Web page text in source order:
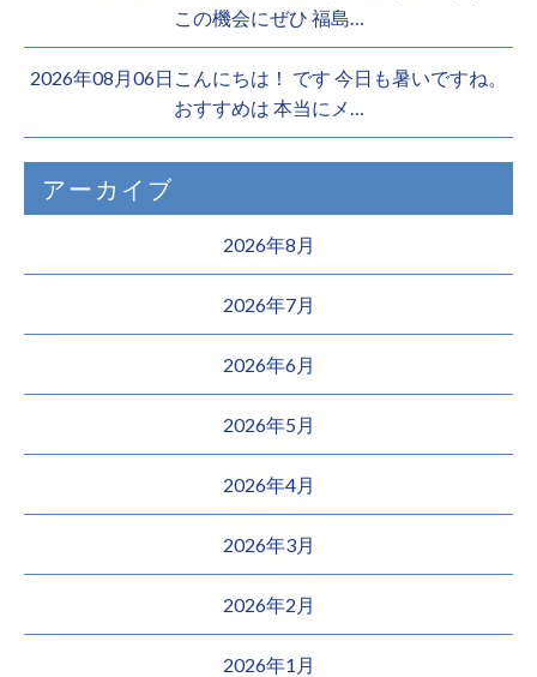
この機会にぜひ 福島…
2026年08月06日こんにちは！ です 今日も暑いですね。
おすすめは 本当にメ…
アーカイブ
2026年8月
2026年7月
2026年6月
2026年5月
2026年4月
2026年3月
2026年2月
2026年1月